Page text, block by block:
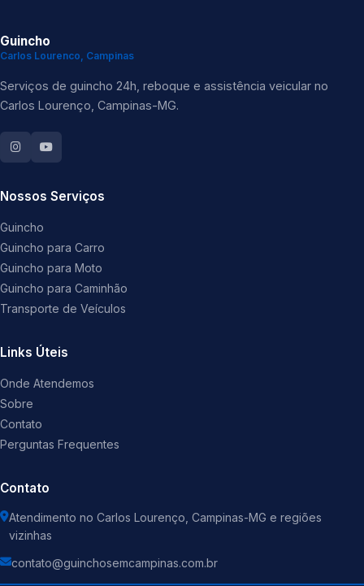
Guincho
Carlos Lourenco, Campinas
Serviços de guincho 24h, reboque e assistência veicular no
Carlos Lourenço, Campinas-MG.
Nossos Serviços
Guincho
Guincho para Carro
Guincho para Moto
Guincho para Caminhão
Transporte de Veículos
Links Úteis
Onde Atendemos
Sobre
Contato
Perguntas Frequentes
Contato
Atendimento no Carlos Lourenço, Campinas-MG e regiões
vizinhas
contato@guinchosemcampinas.com.br